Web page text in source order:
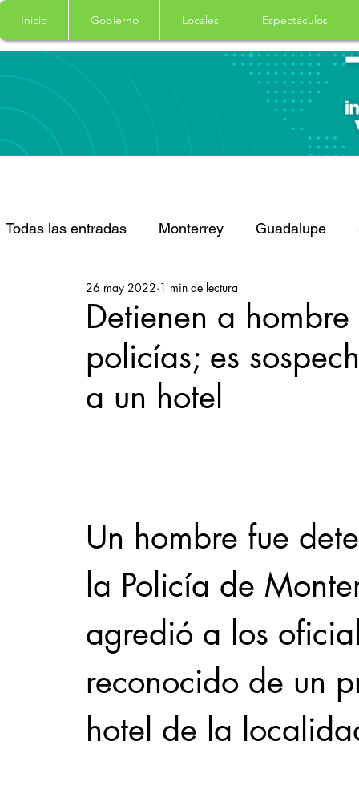
Inicio Gobierno Locales Espectáculos
Todas las entradas Monterrey Guadalupe
Santa Catarina San Pedro Garza Garcia
Espectaculos Clima Principal Salud
Detienen a
policías; es
a un hotel
26 may 2022 1 min de lectura
Un hombre fue
la Policía de
agredió a los
reconocido de un
hotel de la